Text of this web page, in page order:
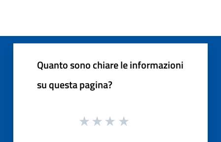
Quanto sono chiare le informazioni
su questa pagina?